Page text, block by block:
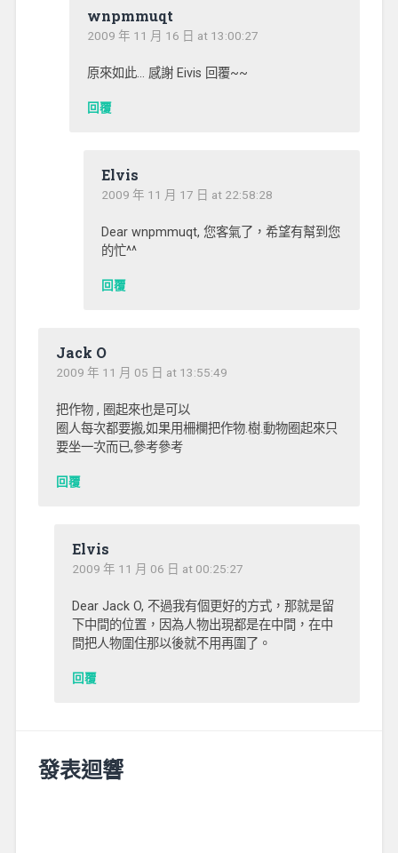
wnpmmuqt
2009 年 11 月 16 日 at 13:00:27
原來如此… 感謝 Eivis 回覆~~
回覆
Elvis
2009 年 11 月 17 日 at 22:58:28
Dear wnpmmuqt, 您客氣了，希望有幫到您
的忙^^
回覆
Jack O
2009 年 11 月 05 日 at 13:55:49
把作物 , 圈起來也是可以
圈人每次都要搬,如果用柵欄把作物.樹.動物圈起來只
要坐一次而已,參考參考
回覆
Elvis
2009 年 11 月 06 日 at 00:25:27
Dear Jack O, 不過我有個更好的方式，那就是留
下中間的位置，因為人物出現都是在中間，在中
間把人物圍住那以後就不用再圍了。
回覆
發表迴響